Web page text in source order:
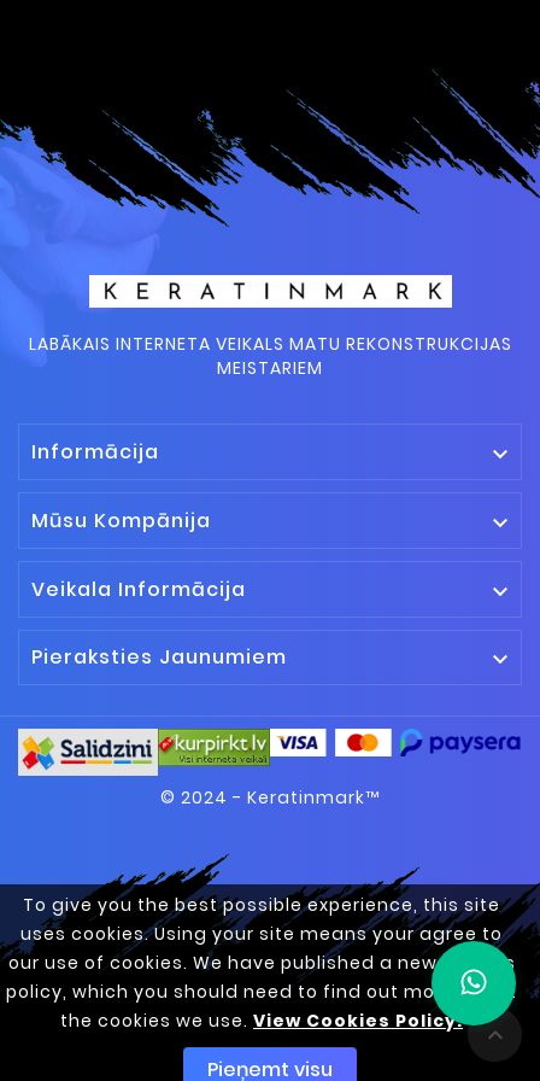
To give you the best possible experience, this site
uses cookies. Using your site means your agree to
our use of cookies. We have published a new cookies
policy, which you should need to find out more about
the cookies we use. View Cookies Policy.
Pieņemt visu
LABĀKAIS INTERNETA VEIKALS MATU REKONSTRUKCIJAS
MEISTARIEM
Informācija 
Mūsu Kompānija 
Veikala Informācija 
Pieraksties Jaunumiem 

© 2024 - Keratinmark™